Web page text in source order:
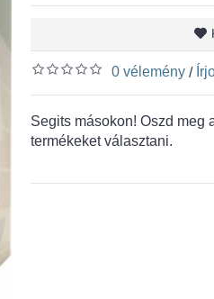
0 vélemény /
Segits másokon! Oszd meg
termékeket választani.